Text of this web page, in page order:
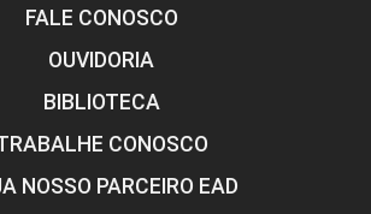
FALE CONOSCO
OUVIDORIA
BIBLIOTECA
CONOSCO
NOSSO PARCEIRO EAD